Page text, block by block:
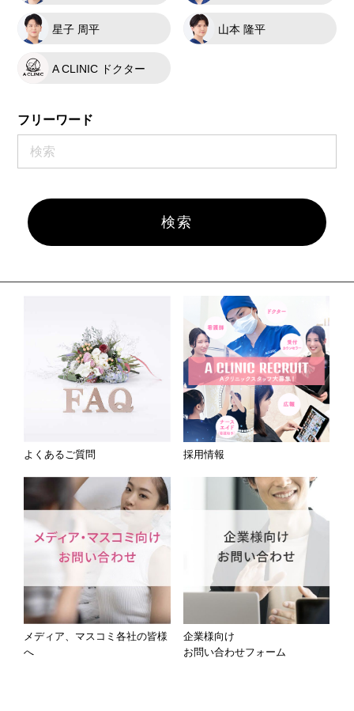
星子 周平 山本 隆平
A CLINIC ドクター
フリーワード
よくあるご質問 採用情報
メディア、マスコミ各社の皆様
へ
企業様向け
お問い合わせフォーム